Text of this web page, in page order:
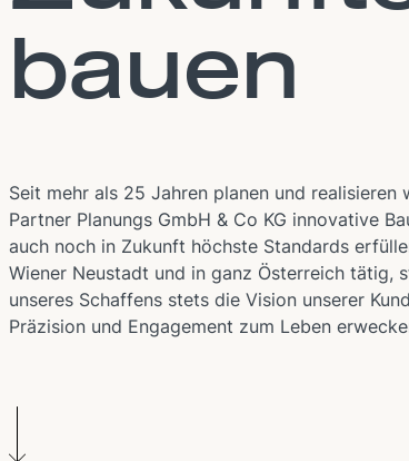
bauen
Seit mehr als 25 Jahren planen und realisieren
Partner Planungs GmbH & Co KG innovative
auch noch in Zukunft höchste Standards
Wiener Neustadt und in ganz Österreich tätig,
unseres Schaffens stets die Vision unserer
Präzision und Engagement zum Leben